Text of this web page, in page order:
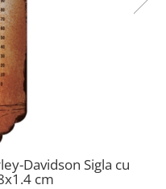
Davidson Sigla cu
cm